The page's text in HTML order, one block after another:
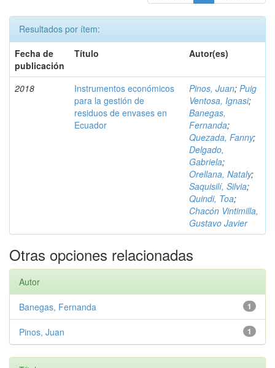
Resultados por ítem:
Fecha de
publicación
Título Autor(es)
2018
Instrumentos económicos
para la gestión de
residuos de envases en
Ecuador
Pinos, Juan; Puig
Ventosa, Ignasi;
Banegas,
Fernanda;
Quezada, Fanny;
Delgado,
Gabriela;
Orellana, Nataly;
Saquisilí, Silvia;
Quindi, Toa;
Chacón Vintimilla,
Gustavo Javier
Otras opciones relacionadas
Autor
1
Banegas, Fernanda
1
Pinos, Juan